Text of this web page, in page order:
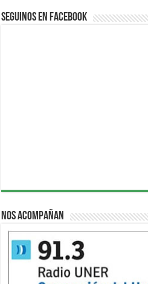
Seguinos en Facebook
Nos acompañan